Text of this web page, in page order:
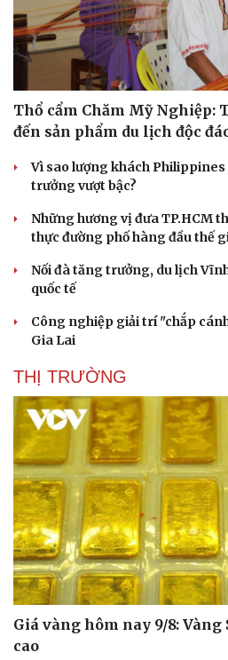
Thổ cẩm Chăm Mỹ Nghiệp:
đến sản phẩm du lịch độc
Vì sao lượng khách
trưởng vượt bậc?
Những hương vị đưa TP.HCM
thực đường phố hàng đầu thế
Nối đà tăng trưởng, du lịch
quốc tế
Công nghiệp giải trí "chắp
Gia Lai
THỊ TRƯỜNG
Giá vàng hôm nay 9/8: Vàng
cao